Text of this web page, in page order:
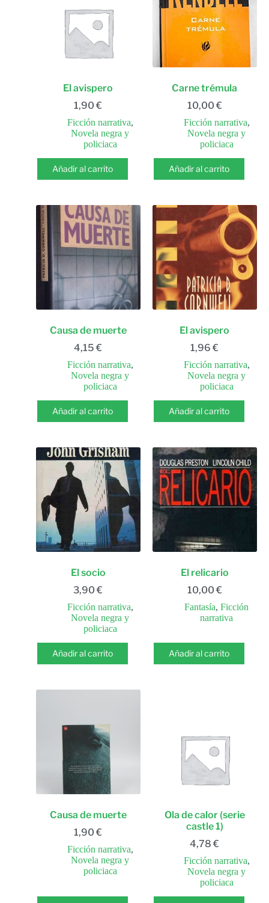
El avispero
1,90€
Ficción narrativa,
Novela negra y
policiaca
Añadir al carrito
Carne trémula
10,00 €
Ficción narrativa,
Novela negra y
policiaca
Añadir al carrito
Causa de muerte
4,15€
Ficción narrativa,
Novela negra y
policiaca
Añadir al carrito
El avispero
1,96€
Ficción narrativa,
Novela negra y
policiaca
Añadir al carrito
El socio
3,90€
Ficción narrativa,
Novela negra y
policiaca
Añadir al carrito
El relicario
10,00 €
Fantasía,Ficción
narrativa
Añadir al carrito
Causa de muerte
1,90€
Ficción narrativa,
Novela negra y
policiaca
Ola de calor (serie
castle 1)
4,78€
Ficción narrativa,
Novela negra y
policiaca